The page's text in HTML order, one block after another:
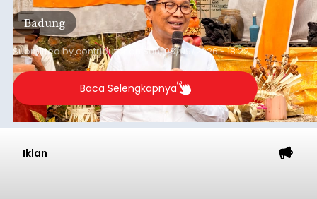
per bulan, meningkat signifikan dibandingkan
rata-rata penerimaan sebelumnya yang berkisar
Rp350 miliar hingga Rp400 miliar per bulan.
Badung
Submitted bycontributor Sun, 08/09/2026 - 18:22
Baca Selengkapnya
Iklan